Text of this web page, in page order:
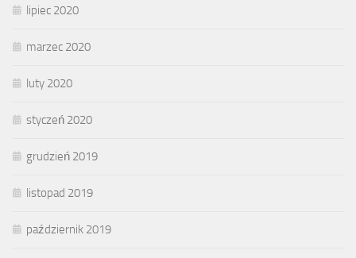
lipiec 2020
marzec 2020
luty 2020
styczeń 2020
grudzień 2019
listopad 2019
październik 2019